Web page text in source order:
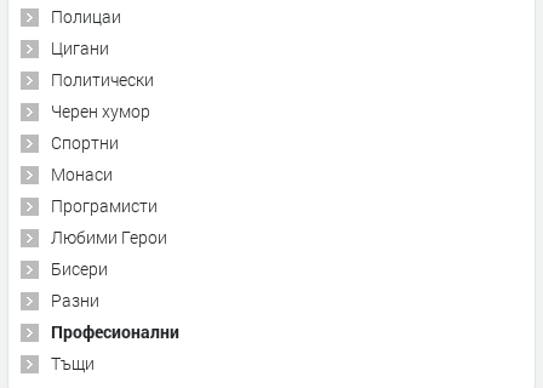
Полицаи
Цигани
Политически
Черен хумор
Спортни
Монаси
Програмисти
Любими Герои
Бисери
Разни
Професионални
Тъщи